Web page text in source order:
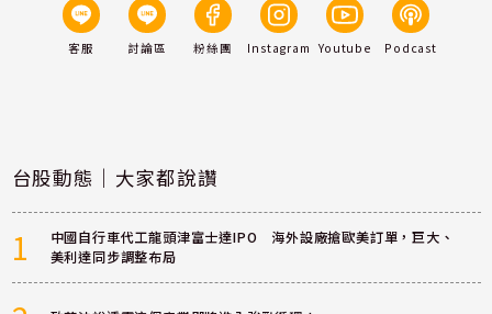
客服 討論區 粉絲團 Instagram Youtube Podcast
台股動態｜大家都說讚
1
中國自行車代工龍頭津富士達IPO 海外設廠搶歐美訂單，巨大、
美利達同步調整布局